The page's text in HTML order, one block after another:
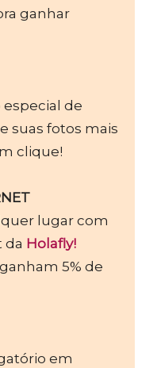
ganhar
de
suas fotos mais
clique!
lugar com
da Holafly!
5% de
em